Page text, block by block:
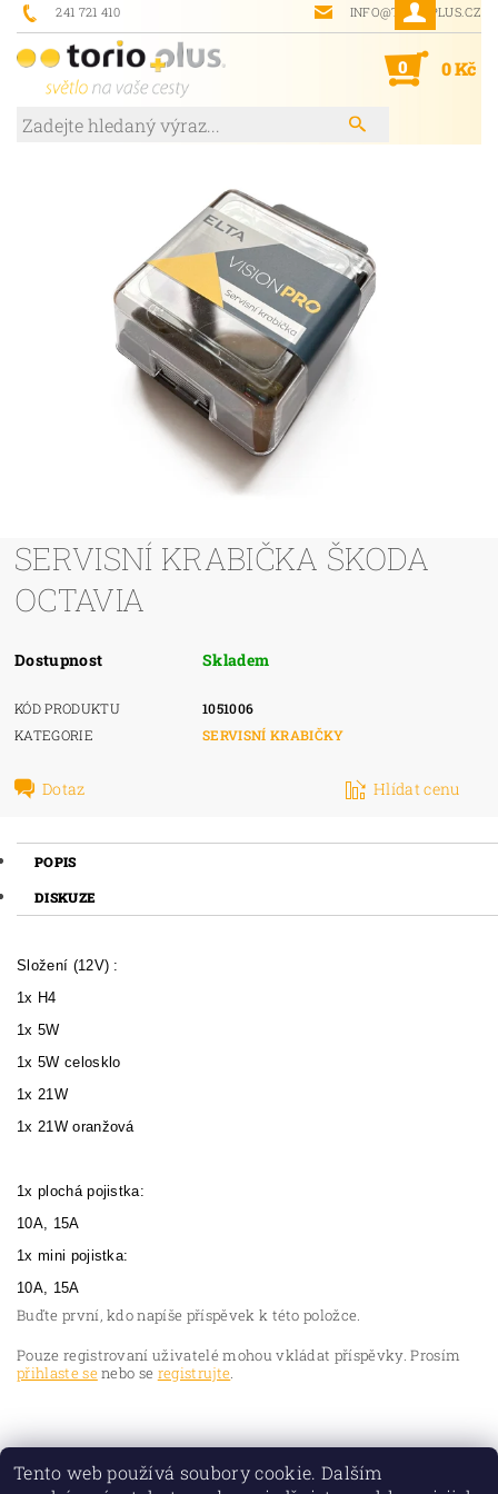
241 721 410 INFO@TORIOPLUS.CZ
0 0 Kč
SERVISNÍ KRABIČKA ŠKODA
OCTAVIA
Dostupnost Skladem
KÓD PRODUKTU
1051006
KATEGORIE
SERVISNÍ KRABIČKY
Dotaz Hlídat cenu
POPIS
DISKUZE
Složení (12V) :
1x H4
1x 5W
1x 5W celosklo
1x 21W
1x 21W oranžová
1x plochá pojistka:
10A, 15A
1x mini pojistka:
10A, 15A
Buďte první, kdo napíše příspěvek k této položce.
Pouze registrovaní uživatelé mohou vkládat příspěvky. Prosím
přihlaste senebo se registrujte.
Tento web používá soubory cookie. Dalším